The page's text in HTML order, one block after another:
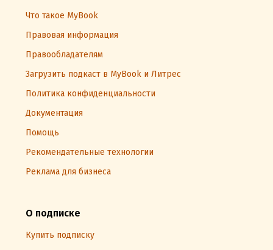
Что такое MyBook
Правовая информация
Правообладателям
Загрузить подкаст в MyBook и Литрес
Политика конфиденциальности
Документация
Помощь
Рекомендательные технологии
Реклама для бизнеса
О подписке
Купить подписку